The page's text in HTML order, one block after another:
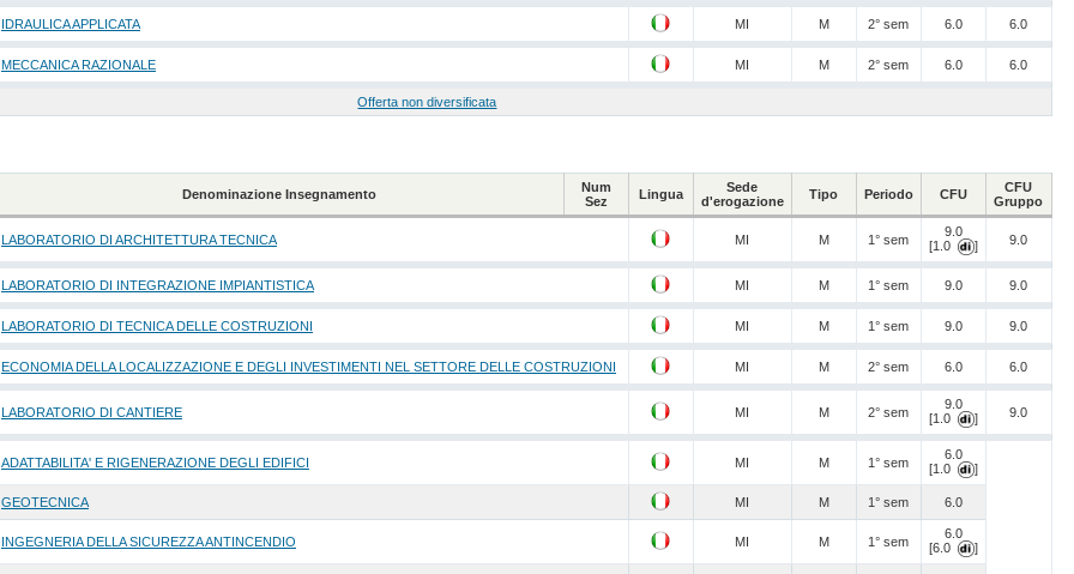
IDRAULICA APPLICATA MI M 2° sem 6.0 6.0
MECCANICA RAZIONALE MI M 2° sem 6.0 6.0
Offerta non diversificata
Denominazione Insegnamento
Num
Sez
Lingua
Sede
d'erogazione
Tipo Periodo CFU
CFU
Gruppo
LABORATORIO DI ARCHITETTURA TECNICA MI M 1° sem
9.0
[1.0
] 9.0
LABORATORIO DI INTEGRAZIONE IMPIANTISTICA MI M 1° sem 9.0 9.0
LABORATORIO DI TECNICA DELLE COSTRUZIONI MI M 1° sem 9.0 9.0
ECONOMIA DELLA LOCALIZZAZIONE E DEGLI INVESTIMENTI NEL SETTORE DELLE COSTRUZIONI MI M 2° sem 6.0 6.0
LABORATORIO DI CANTIERE MI M 2° sem
9.0
[1.0
] 9.0
ADATTABILITA' E RIGENERAZIONE DEGLI EDIFICI MI M 1° sem
6.0
[1.0
]
GEOTECNICA MI M 1° sem 6.0
INGEGNERIA DELLA SICUREZZA ANTINCENDIO MI M 1° sem
6.0
[6.0
]